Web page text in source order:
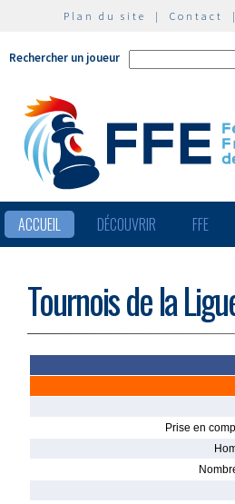
Plan du site | Contact
Rechercher un joueur
ACCUEIL DÉCOUVRIR FFE
Tournois de la
Prise en